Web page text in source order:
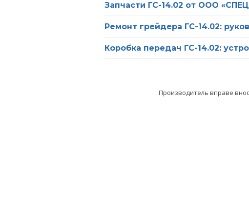
Запчасти ГС-14.02 от ООО
Ремонт грейдера ГС-14.02:
Коробка передач ГС-14.02:
Производитель вправе